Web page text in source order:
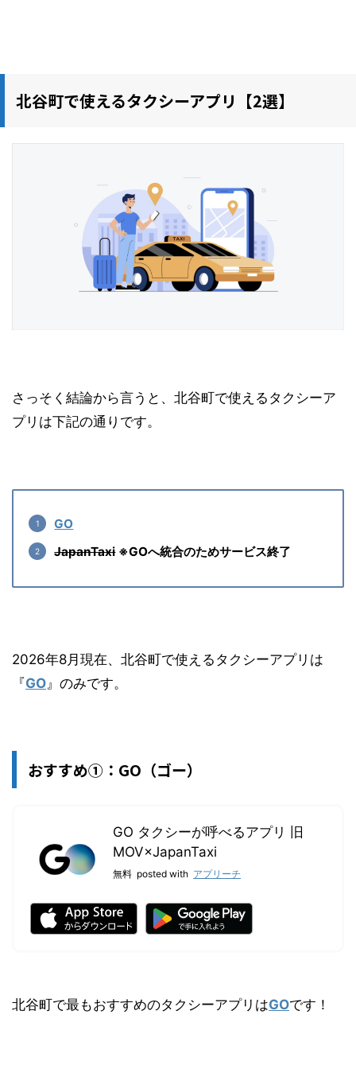
北谷町で使えるタクシーアプリ【2選】
さっそく結論から言うと、北谷町で使えるタクシーア
プリは下記の通りです。
GO
JapanTaxi※GOへ統合のためサービス終了
2026年8月現在、北谷町で使えるタクシーアプリは
『GO 』のみです。
おすすめ①：GO（ゴー）
GO タクシーが呼べるアプリ 旧
MOV×JapanTaxi
無料 posted with アプリーチ
北谷町で最もおすすめのタクシーアプリはGOです！